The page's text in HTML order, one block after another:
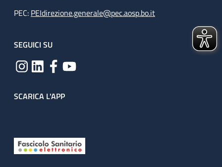
PEC: PEIdirezione.generale@pec.aosp.bo.it
SEGUICI SU
SCARICA L'APP